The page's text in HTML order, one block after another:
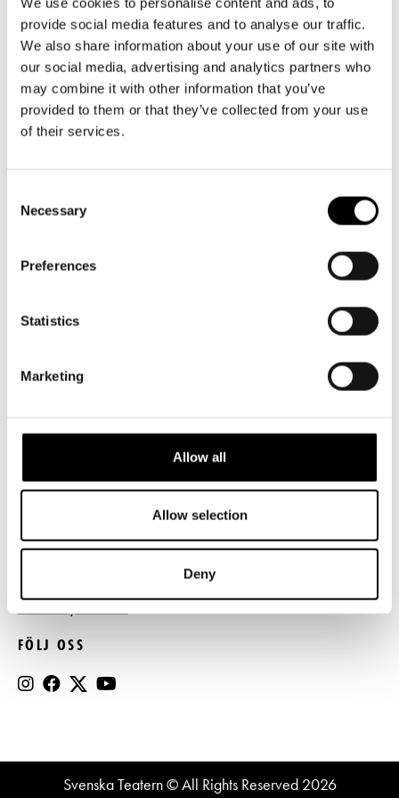
provide social media features and to analyse our traffic.
We also share information about your use of our site with
our social media, advertising and analytics partners who
may combine it with other information that you’ve
provided to them or that they’ve collected from your use
of their services.
Selection
Necessary
Preferences
Statistics
Marketing
Allow all
Allow selection
Deny
Presentkort
Tillgänglighet
Frågor & svar
Platskarta
Företag
Guidning
Teaterns verksamhet
Ensemble
Historia
Kontaktuppgifter
Press
Svenska Teatern Live
LOGGA IN
BILJETTER
Köp biljetter
biljetter@svenskateatern.fi
Biljettkassan öppnar 11.8
LÄNKAR
Press
Register- och dataskyddsbeskrivning
FÖLJ OSS
Svenska Teatern © All Rights Reserved 2026